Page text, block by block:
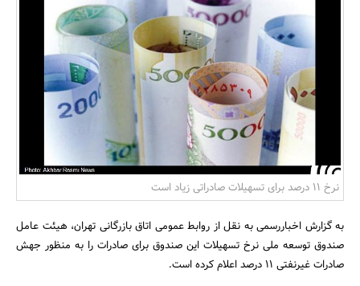
بانک، بیمه و سرمایه
مسکن و ساختمان
نرخ 11 درصد برای تسهیلات صادراتی زیاد است
به گزارش اخباررسمی به نقل از روابط عمومی اتاق بازرگانی تهران، هیئت عامل
صندوق توسعه ملی نرخ تسهیلات این صندوق برای صادرات را به منظور جهش
صادرات غیرنفتی 11 درصد اعلام کرده است.